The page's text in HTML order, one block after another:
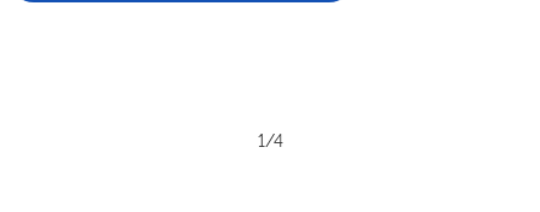
Exemplo
Exemplo
Exemplo
Exemplo